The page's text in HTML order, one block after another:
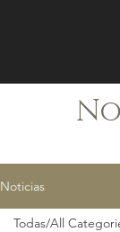
Noticias
Todas/All